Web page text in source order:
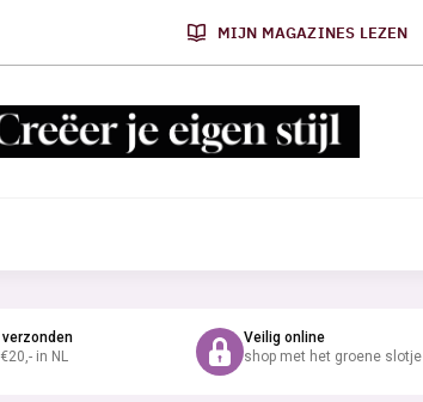
MIJN MAGAZINES LEZEN
in NL
Veilig online
shop met het groene slotje